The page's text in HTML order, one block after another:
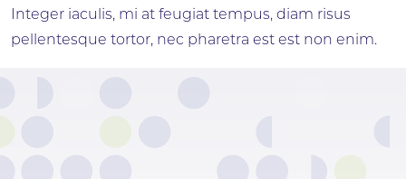
Integer iaculis, mi at feugiat tempus, diam risus
pellentesque tortor, nec pharetra est est non enim.